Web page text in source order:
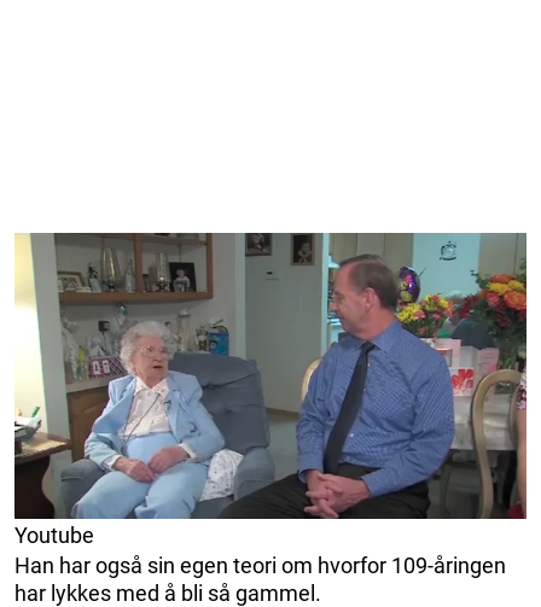
Youtube
Han har også sin egen teori om hvorfor 109-åringen
har lykkes med å bli så gammel.